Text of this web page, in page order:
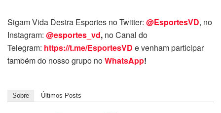
Sigam Vida Destra Esportes no Twitter: @EsportesVD, no
Instagram: @esportes_vd, no Canal do
Telegram: https://t.me/EsportesVD e venham participar
também do nosso grupo noWhatsApp!
Sobre Últimos Posts